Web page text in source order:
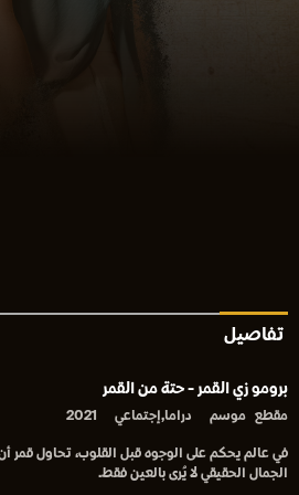
تفاصيل
برومو زي القمر - حتة من القمر
مقطع موسم دراما,إجتماعي 2021
في عالم يحكم على الوجوه قبل القلوب، تحاول قمر
الجمال الحقيقي لا يُرى بالعين فقط.